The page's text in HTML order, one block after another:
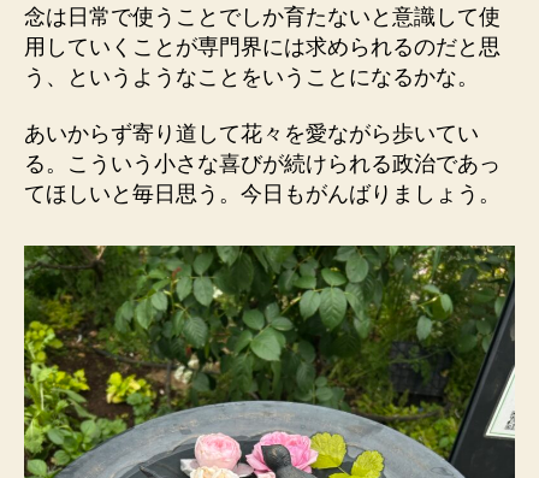
念は日常で使うことでしか育たないと意識して使
用していくことが専門界には求められるのだと思
う、というようなことをいうことになるかな。
あいからず寄り道して花々を愛ながら歩いてい
る。こういう小さな喜びが続けられる政治であっ
てほしいと毎日思う。今日もがんばりましょう。